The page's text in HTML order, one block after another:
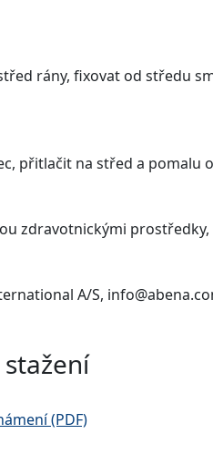
rány, fixovat od středu
přitlačit na střed a pomalu
zdravotnickými
A/S,
(PDF)